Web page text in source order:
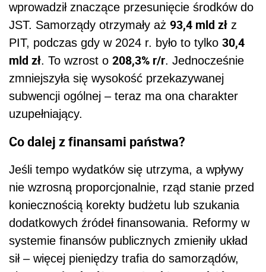
wprowadził znaczące przesunięcie środków do
JST. Samorządy otrzymały aż 93,4 mld zł z
PIT, podczas gdy w 2024 r. było to tylko 30,4
mld zł. To wzrost o 208,3% r/r. Jednocześnie
zmniejszyła się wysokość przekazywanej
subwencji ogólnej – teraz ma ona charakter
uzupełniający.
Co dalej z finansami państwa?
Jeśli tempo wydatków się utrzyma, a wpływy
nie wzrosną proporcjonalnie, rząd stanie przed
koniecznością korekty budżetu lub szukania
dodatkowych źródeł finansowania. Reformy w
systemie finansów publicznych zmieniły układ
sił – więcej pieniędzy trafia do samorządów,